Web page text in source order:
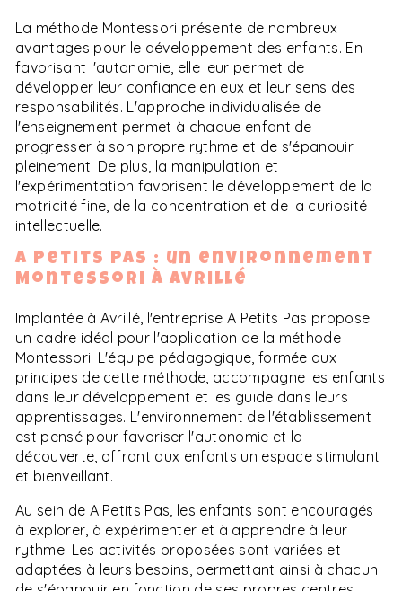
La méthode Montessori présente de nombreux
avantages pour le développement des enfants. En
favorisant l'autonomie, elle leur permet de
développer leur confiance en eux et leur sens des
responsabilités. L'approche individualisée de
l'enseignement permet à chaque enfant de
progresser à son propre rythme et de s'épanouir
pleinement. De plus, la manipulation et
l'expérimentation favorisent le développement de la
motricité fine, de la concentration et de la curiosité
intellectuelle.
A Petits Pas : un environnement
Montessori à Avrillé
Implantée à Avrillé, l'entreprise A Petits Pas propose
un cadre idéal pour l'application de la méthode
Montessori. L'équipe pédagogique, formée aux
principes de cette méthode, accompagne les enfants
dans leur développement et les guide dans leurs
apprentissages. L'environnement de l'établissement
est pensé pour favoriser l'autonomie et la
découverte, offrant aux enfants un espace stimulant
et bienveillant.
Au sein de A Petits Pas, les enfants sont encouragés
à explorer, à expérimenter et à apprendre à leur
rythme. Les activités proposées sont variées et
adaptées à leurs besoins, permettant ainsi à chacun